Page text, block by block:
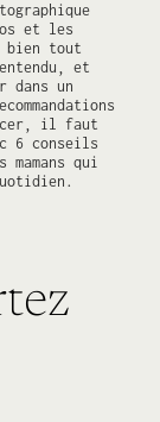
et les
bien tout
et
dans un
il faut
6 conseils
qui